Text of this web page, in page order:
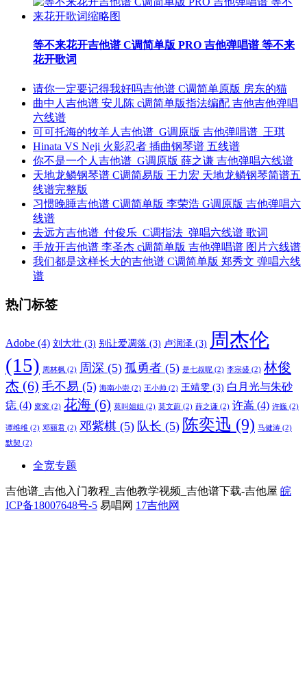
等不来花开吉他谱 C调简单版 PRO 吉他弹唱谱 等不来
花开歌词
请你一定要记得我好吗吉他谱 C调简单原版 房东的猫
曲中人吉他谱 安儿陈 c调简单版指法编配 吉他吉他弹唱
六线谱
可可托海的牧羊人吉他谱_G调原版 吉他弹唱谱_王琪
Hinata VS Neji 火影忍者 插曲钢琴谱 五线谱
你不是一个人吉他谱_G调原版 薛之谦 吉他弹唱六线谱
天地龙鳞钢琴谱 C调简易版 王力宏 天地龙鳞钢琴简谱五
线谱完整版
习惯晚睡吉他谱 C调简单版 李荣浩 G调原版 吉他弹唱六
线谱
去远方吉他谱_付俊乐_C调指法_弹唱六线谱 歌词
手放开吉他谱 李圣杰 c调简单版 吉他弹唱谱 图片六线谱
我们都是这样长大的吉他谱 C调简单版 郑秀文 弹唱六线
谱
热门标签
Adobe (4) 刘大壮 (3) 别让爱凋落 (3) 卢润泽 (3) 周杰伦
(15)
周林枫 (2) 周深 (5) 孤勇者 (5) 是七叔呢 (2) 李宗盛 (2) 林俊
杰 (6) 毛不易 (5) 海南小崇 (2) 王小帅 (2) 王靖雯 (3) 白月光与朱砂
痣 (4) 窝窝 (2) 花海 (6) 莫叫姐姐 (2) 莫文蔚 (2) 薛之谦 (2) 许嵩 (4) 许巍 (2)
谭维维 (2) 邓丽君 (2) 邓紫棋 (5) 队长 (5) 陈奕迅 (9) 马健涛 (2)
默契 (2)
全宽专题
吉他谱_吉他入门教程_吉他教学视频_吉他谱下载-吉他屋 皖
ICP备18007648号-5 易唱网 17吉他网